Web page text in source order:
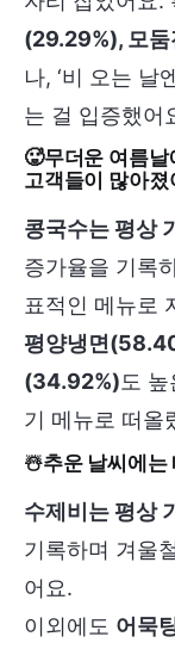
(29.29%), 모
나, ‘비 오는 날
는 걸 입증했어
🥵무더운 여름
고객들이 많아졌
콩국수는 평상
증가율을 기록
표적인 메뉴로
평양냉면
(34.92%)도 높
기 메뉴로 떠올
☃️추운 날씨에는
수제비는 평상
기록하며 겨울
어요.
이외에도 어묵